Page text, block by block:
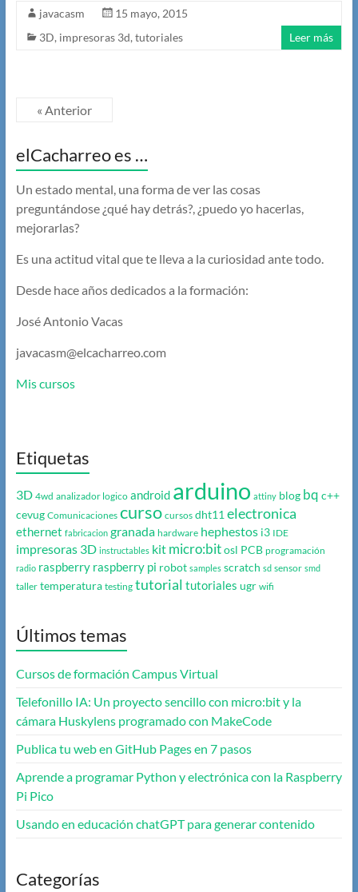
javacasm
15 mayo, 2015
3D, impresoras 3d,tutoriales Leer más
« Anterior
elCacharreo es …
Un estado mental, una forma de ver las cosas
preguntándose ¿qué hay detrás?, ¿puedo yo hacerlas,
mejorarlas?
Es una actitud vital que te lleva a la curiosidad ante todo.
Desde hace años dedicados a la formación:
José Antonio Vacas
javacasm@elcacharreo.com
Mis cursos
Etiquetas
3D 4wd analizador logico android arduino attiny blog bq c++
cevug Comunicaciones curso cursos dht11 electronica
ethernet fabricacion granada hardware hephestos i3 IDE
impresoras 3D instructables kit micro:bit osl PCB programación
radio raspberry raspberry pi robot samples scratch sd sensor smd
taller temperatura testing tutorial tutoriales ugr wifi
Últimos temas
Cursos de formación Campus Virtual
Telefonillo IA: Un proyecto sencillo con micro:bit y la
cámara Huskylens programado con MakeCode
Publica tu web en GitHub Pages en 7 pasos
Aprende a programar Python y electrónica con la Raspberry
Pi Pico
Usando en educación chatGPT para generar contenido
Categorías